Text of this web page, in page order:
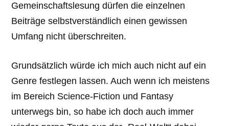
Gemeinschaftslesung dürfen die einzelnen
Beiträge selbstverständlich einen gewissen
Umfang nicht überschreiten.
Grundsätzlich würde ich mich auch nicht auf ein
Genre festlegen lassen. Auch wenn ich meistens
im Bereich Science-Fiction und Fantasy
unterwegs bin, so habe ich doch auch immer